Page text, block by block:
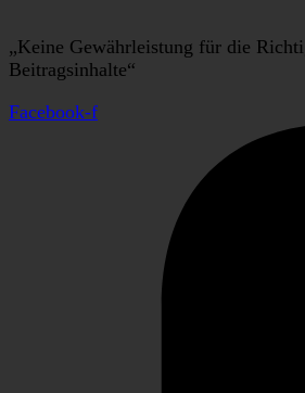
„Keine Gewährleistung für die
Beitragsinhalte“
Facebook-f